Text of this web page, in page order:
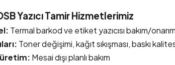
Yazıcı Tamir Hizmetlerimiz
Termal barkod ve etiket yazıcısı bakım/
Toner değişimi, kağıt sıkışması, baskı
Mesai dışı planlı bakım